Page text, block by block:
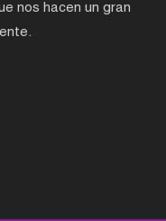
nos hacen un gran